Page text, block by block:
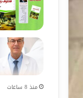
منذ 8 ساعات